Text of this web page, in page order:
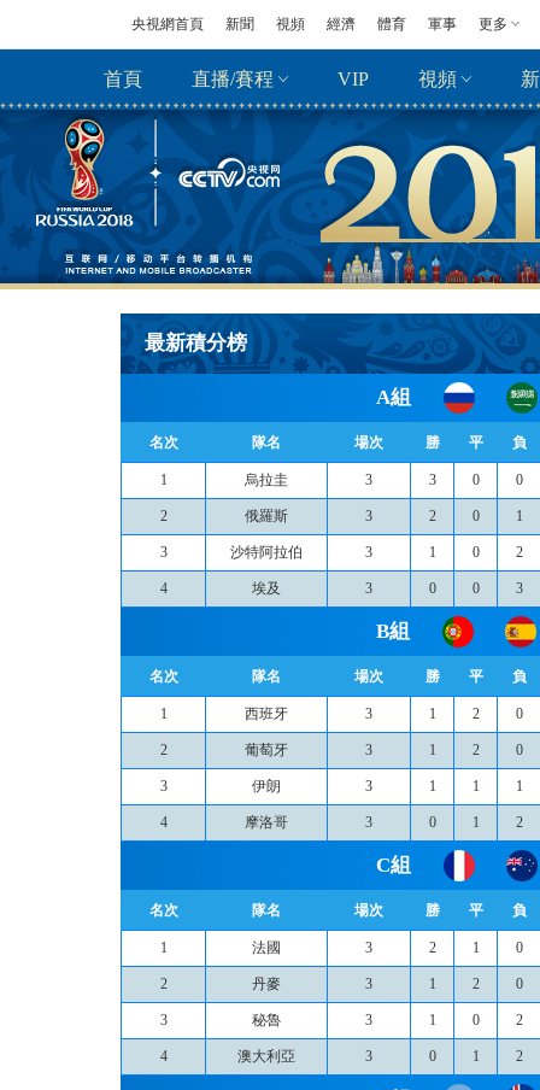
央視網首頁 新聞 視頻 經濟 體育 軍事 更多
首頁 直播/賽程 VIP 視頻
最新積分榜
A組
名次 隊名 場次 勝 平 負
1 烏拉圭 3 3 0 0
2 俄羅斯 3 2 0 1
3 沙特阿拉伯 3 1 0 2
4 埃及 3 0 0 3
B組
名次 隊名 場次 勝 平 負
1 西班牙 3 1 2 0
2 葡萄牙 3 1 2 0
3 伊朗 3 1 1 1
4 摩洛哥 3 0 1 2
C組
名次 隊名 場次 勝 平 負
1 法國 3 2 1 0
2 丹麥 3 1 2 0
3 秘魯 3 1 0 2
4 澳大利亞 3 0 1 2